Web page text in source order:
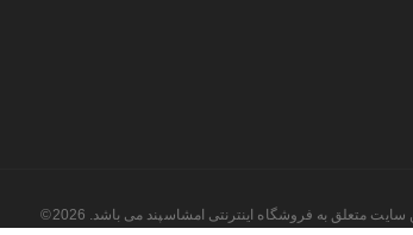
متعلق به فروشگاه اینترنتی امشاسپند می باشد. 2026©